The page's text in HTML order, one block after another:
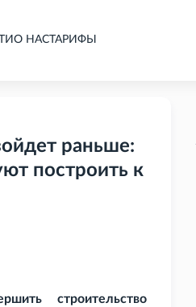
О НАСТАРИФЫ
раньше:
построить к
строительство